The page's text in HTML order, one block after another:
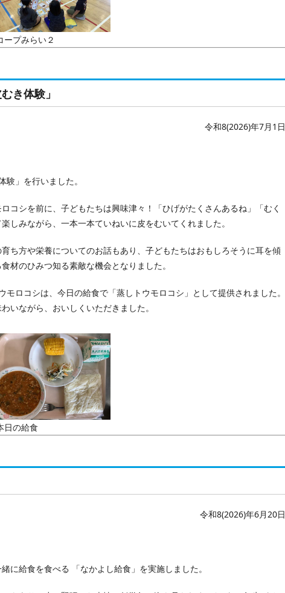
ープみらい２
き体験」
令和8(2026)年7月1日
」を行いました。
コシを前に、子どもたちは興味津々！「ひげがたくさんあるね」「むく
しみながら、一本一本ていねいに皮をむいてくれました。
ち方や栄養についてのお話もあり、子どもたちはおもしろそうに耳を傾
材のひみつ知る素敵な機会となりました。
ロコシは、今日の給食で「蒸しトウモロコシ」として提供されました。
いながら、おいしくいただきました。
日の給食
令和8(2026)年6月20日
に給食を食べる 「なかよし給食」を実施しました。